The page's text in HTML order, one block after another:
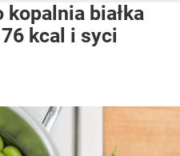
białka
kcal i syci